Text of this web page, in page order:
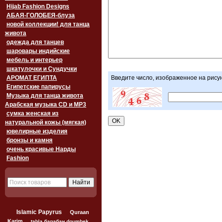
Hijab Fashion Designs
АБАЯ-ГОЛОБЕЯ-блуза
новой коллекции! для танца
живота
одежда для танцев
шаровары индийские
мебель и интерьер
шкатулочки и Сундучки
АРОМАТ ЕГИПТА
Египетские папирусы
Музыка для танца живота
Арабская музыка CD и MP3
сумка женская из
натуральной кожы (мягкая)
ювелирные изделия
бронзы и камня
очень красивые Нарды
Fashion
Islamic Papyrus
Quraan
Введите число, изображенное на